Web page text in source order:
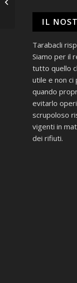
IL
Tarabacli
Siamo per il
tutto quello
utile e non ci
quando
evitarlo
scrupoloso
vigenti in
dei rifiuti.